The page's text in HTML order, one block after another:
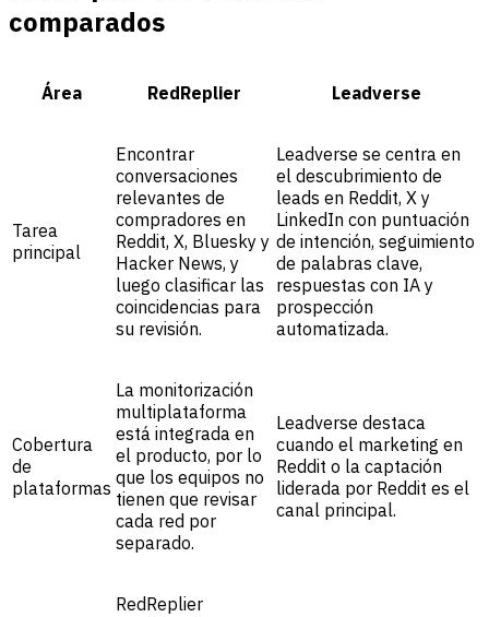
comparados
Área RedReplier Leadverse
Tarea
principal
Encontrar
conversaciones
relevantes de
compradores en
Reddit, X, Bluesky y
Hacker News, y
luego clasificar las
coincidencias para
su revisión.
Leadverse se centra en
el descubrimiento de
leads en Reddit, X y
LinkedIn con puntuación
de intención, seguimiento
de palabras clave,
respuestas con IA y
prospección
automatizada.
Cobertura
de
plataformas
La monitorización
multiplataforma
está integrada en
el producto, por lo
que los equipos no
tienen que revisar
cada red por
separado.
Leadverse destaca
cuando el marketing en
Reddit o la captación
liderada por Reddit es el
canal principal.
RedReplier